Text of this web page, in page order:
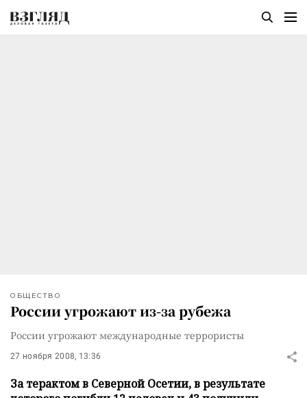
ОБЩЕСТВО
России угрожают из-за рубежа
России угрожают международные террористы
27 ноября 2008, 13:36
За терактом в Северной Осетии, в результате